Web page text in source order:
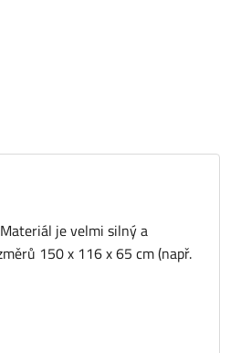
je velmi silný a
150 x 116 x 65 cm (např.